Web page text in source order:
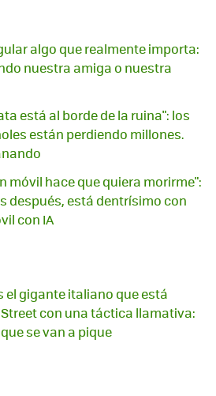
algo que realmente importa:
nuestra amiga o nuestra
está al borde de la ruina": los
están perdiendo millones.
móvil hace que quiera morirme":
después, está dentrísimo con
con IA
el gigante italiano que está
con una táctica llamativa:
se van a pique